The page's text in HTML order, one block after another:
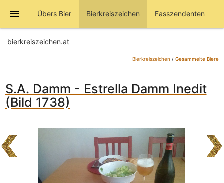
menu Übers Bier Bierkreiszeichen Fasszendenten
bierkreiszeichen.at
Bierkreiszeichen / Gesammelte Biere
S.A. Damm - Estrella Damm Inedit
(Bild 1738)